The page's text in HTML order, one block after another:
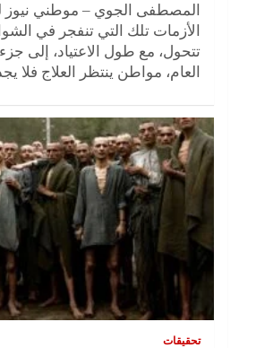
المصطفى الجوي – موطني
الأزمات تلك التي تنفجر في
تتحول، مع طول الاعتياد، إلى
العام، مواطن ينتظر العلاج فلا
تحقيقات